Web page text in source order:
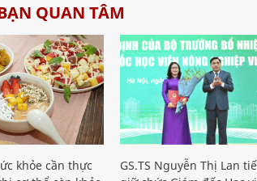
QUAN TÂM
khỏe cần thực
GS.TS Nguyễn Thị Lan